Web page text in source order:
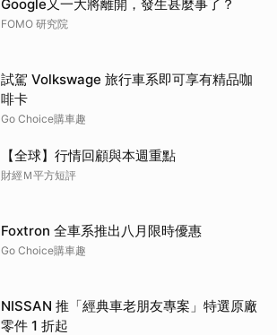
Google又一大將離開，發生甚麼事了？
FOMO 研究院
試駕 Volkswage 旅行車系即可享有精品咖
啡卡
Go Choice購車趣
【全球】行情回顧與本週重點
財經Ｍ平方短評
Foxtron 全車系推出八月限時優惠
Go Choice購車趣
NISSAN 推「經典車老朋友專案」特選原廠
零件 1 折起